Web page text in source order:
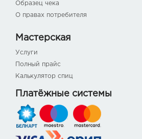
Образец чека
О правах потребителя
Мастерская
Услуги
Полный прайс
Калькулятор спиц
Платёжные системы